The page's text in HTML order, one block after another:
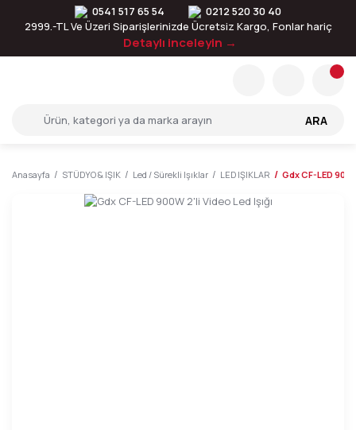
0541 517 65 54
0212 520 30 40
2999.-TL Ve Üzeri Siparişlerinizde Ücretsiz Kargo, Fonlar hariç
Detaylı inceleyin →
ARA
Anasayfa STÜDYO & IŞIK Led / Sürekli Işıklar LED IŞIKLAR Gdx CF-LED